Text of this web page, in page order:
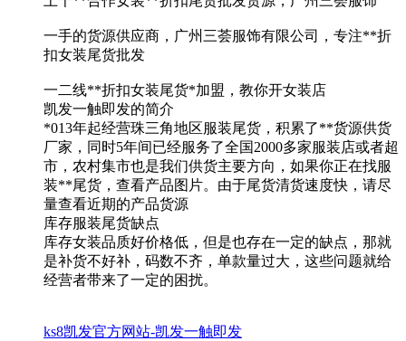
一手的货源供应商，广州三荟服饰有限公司，专注**折
扣女装尾货批发
一二线**折扣女装尾货*加盟，教你开女装店
凯发一触即发的简介
*013年起经营珠三角地区服装尾货，积累了**货源供货
厂家，同时5年间已经服务了全国2000多家服装店或者超
市，农村集市也是我们供货主要方向，如果你正在找服
装**尾货，查看产品图片。由于尾货清货速度快，请尽
量查看近期的产品货源
库存服装尾货缺点
库存女装品质好价格低，但是也存在一定的缺点，那就
是补货不好补，码数不齐，单款量过大，这些问题就给
经营者带来了一定的困扰。
ks8凯发官方网站-凯发一触即发